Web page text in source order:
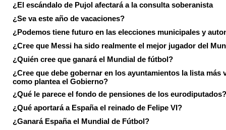
¿El escándalo de Pujol afectará a la consulta soberanista
¿Se va este año de vacaciones?
¿Podemos tiene futuro en las elecciones municipales y
¿Cree que Messi ha sido realmente el mejor jugador del
¿Quién cree que ganará el Mundial de fútbol?
¿Cree que debe gobernar en los ayuntamientos la lista más
como plantea el Gobierno?
¿Qué le parece el fondo de pensiones de los eurodiputados?
¿Qué aportará a España el reinado de Felipe VI?
¿Ganará España el Mundial de Fútbol?